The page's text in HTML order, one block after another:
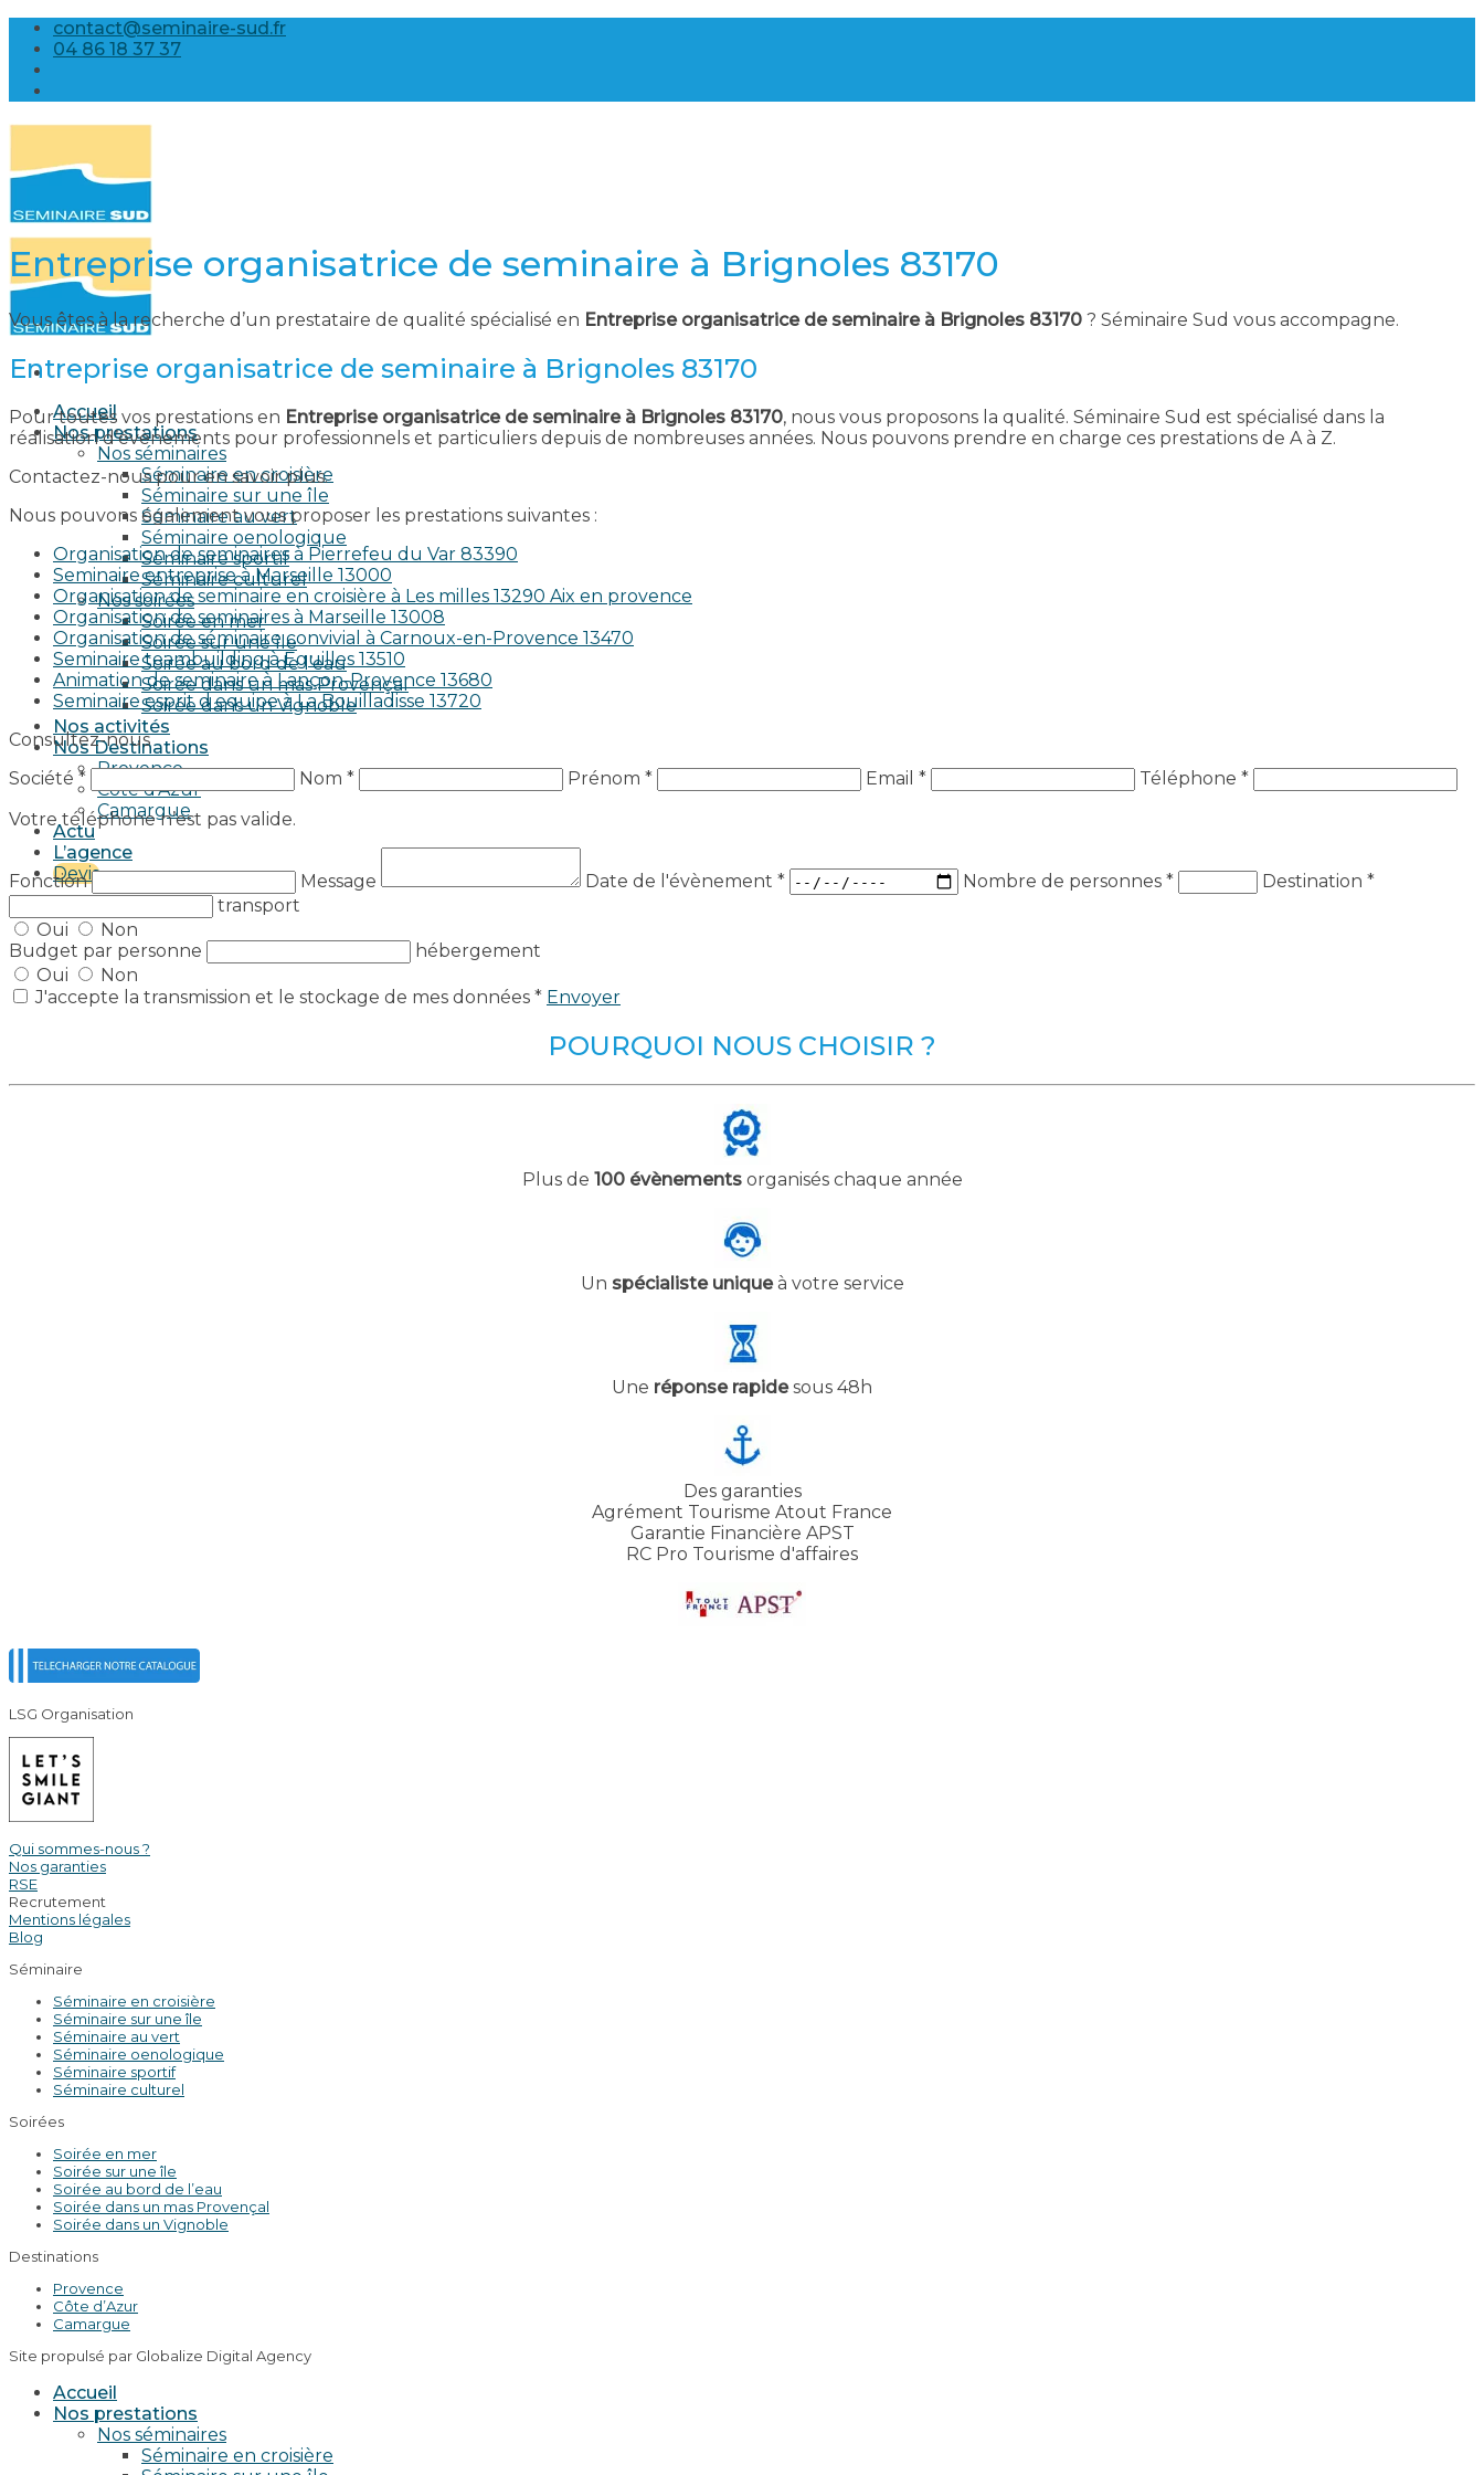
Skip
content
contact@seminaire-sud.fr
04 86 18 37 37
Accueil
Nos prestations
Nos séminaires
Séminaire en croisière
Séminaire sur une île
Séminaire au vert
Séminaire oenologique
Séminaire sportif
Séminaire culturel
Nos soirées
Soirée en mer
Soirée sur une île
Soirée au bord de l’eau
Soirée dans un mas Provençal
Soirée dans un Vignoble
Nos activités
Nos Destinations
Provence
Côte d’Azur
Camargue
Actu
L’agence
Devis
Entreprise organisatrice de seminaire à Brignoles 83170
Vous êtes à la recherche d’un prestataire de qualité spécialisé en Entreprise organisatrice de seminaire à Brignoles 83170 ? Séminaire Sud vous accompagne.
Entreprise organisatrice de seminaire à Brignoles 83170
Pour toutes vos prestations en Entreprise organisatrice de seminaire à Brignoles 83170, nous vous proposons la qualité. Séminaire Sud est spécialisé dans la
réalisation d’évènements pour professionnels et particuliers depuis de nombreuses années. Nous pouvons prendre en charge ces prestations de A à Z.
Contactez-nous pour en savoir plus.
Nous pouvons également vous proposer les prestations suivantes :
Organisation de seminaires à Pierrefeu du Var 83390
Seminaire entreprise à Marseille 13000
Organisation de seminaire en croisière à Les milles 13290 Aix en provence​
Organisation de seminaires à Marseille 13008
Organisation de séminaire convivial à Carnoux-en-Provence 13470
Seminaire teambuilding à Eguilles 13510
Animation de seminaire à Lançon-Provence 13680
Seminaire esprit d equipe à La Bouilladisse 13720
Consultez-nous
Société *
Nom * Prénom * Email *
Téléphone *
Votre téléphone n’est pas valide.
Fonction Message Date de l'évènement * Nombre de personnes * Destination *
transport
Oui
Non
Budget par personne
hébergement
Oui
Non
J'accepte la transmission et le stockage de mes données * Envoyer
POURQUOI NOUS CHOISIR ?
Plus de 100 évènementsorganisés chaque année
Un spécialiste uniqueà votre service
Une réponse rapidesous 48h
Des garanties
Agrément Tourisme Atout France
Garantie Financière APST
RC Pro Tourisme d'affaires
LSG Organisation
Qui sommes-nous ?
Nos garanties
RSE
Recrutement
Mentions légales
Blog
Séminaire
Séminaire en croisière
Séminaire sur une île
Séminaire au vert
Séminaire oenologique
Séminaire sportif
Séminaire culturel
Soirées
Soirée en mer
Soirée sur une île
Soirée au bord de l’eau
Soirée dans un mas Provençal
Soirée dans un Vignoble
Destinations
Provence
Côte d’Azur
Camargue
Site propulsé par Globalize Digital Agency
Accueil
Nos prestations
Nos séminaires
Séminaire en croisière